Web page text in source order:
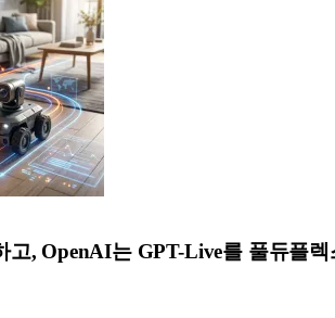
, OpenAI는 GPT-Live를 풀듀플